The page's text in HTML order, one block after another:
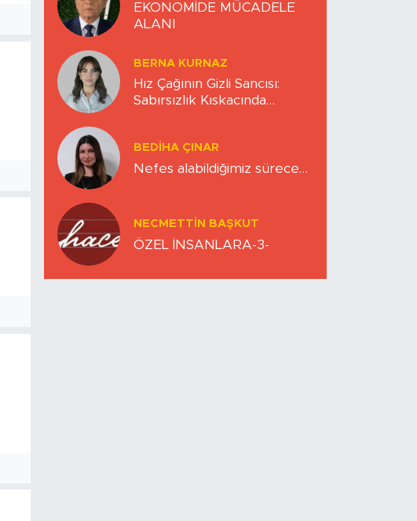
EKONOMİDE MÜCADELE
ALANI
BERNA KURNAZ
Hız Çağının Gizli Sancısı:
Sabırsızlık Kıskacında
BEDIHA ÇINAR
Nefes alabildiğimiz sürece…
NECMETTIN BAŞKUT
ÖZEL İNSANLARA-3-